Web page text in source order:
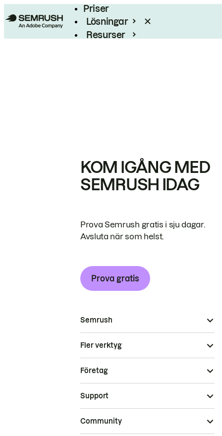
Priser
Lösningar
Resurser
KOM IGÅNG MED
SEMRUSH IDAG
Prova Semrush gratis i sju dagar.
Avsluta när som helst.
Prova gratis
Semrush
Fler verktyg
Företag
Support
Community